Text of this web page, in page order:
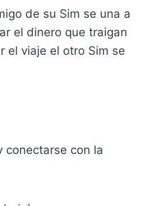
de su Sim se una a
el dinero que traigan
el viaje el otro Sim se
conectarse con la